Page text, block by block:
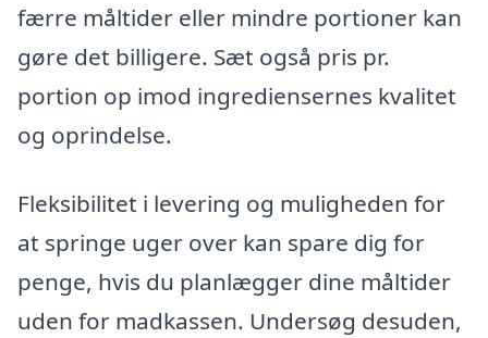
færre måltider eller mindre portioner kan
gøre det billigere. Sæt også pris pr.
portion op imod ingrediensernes kvalitet
og oprindelse.
Fleksibilitet i levering og muligheden for
at springe uger over kan spare dig for
penge, hvis du planlægger dine måltider
uden for madkassen. Undersøg desuden,